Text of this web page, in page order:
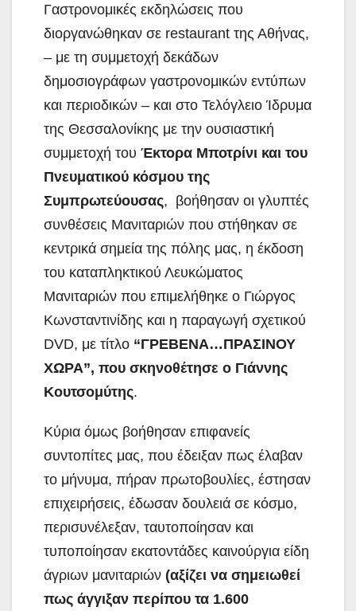
Γαστρονομικές εκδηλώσεις που
διοργανώθηκαν σε restaurant της Αθήνας,
– με τη συμμετοχή δεκάδων
δημοσιογράφων γαστρονομικών εντύπων
και περιοδικών – και στο Τελόγλειο Ίδρυμα
της Θεσσαλονίκης με την ουσιαστική
συμμετοχή του Έκτορα Μποτρίνι και του
Πνευματικού κόσμου της
Συμπρωτεύουσας, βοήθησαν οι γλυπτές
συνθέσεις Μανιταριών που στήθηκαν σε
κεντρικά σημεία της πόλης μας, η έκδοση
του καταπληκτικού Λευκώματος
Μανιταριών που επιμελήθηκε ο Γιώργος
Κωνσταντινίδης και η παραγωγή σχετικού
DVD, με τίτλο “ΓΡΕΒΕΝΑ…ΠΡΑΣΙΝΟΥ
ΧΩΡΑ”, που σκηνοθέτησε ο Γιάννης
Κουτσομύτης.
Κύρια όμως βοήθησαν επιφανείς
συντοπίτες μας, που έδειξαν πως έλαβαν
το μήνυμα, πήραν πρωτοβουλίες, έστησαν
επιχειρήσεις, έδωσαν δουλειά σε κόσμο,
περισυνέλεξαν, ταυτοποίησαν και
τυποποίησαν εκατοντάδες καινούργια είδη
άγριων μανιταριών (αξίζει να σημειωθεί
πως άγγιξαν περίπου τα 1.600